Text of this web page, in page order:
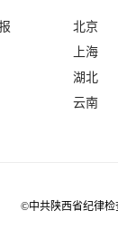
北京
上海
湖北
云南
©中共陕西省纪律